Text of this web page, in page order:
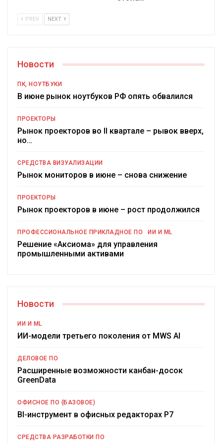
PREV NEXT
Новости
ПК, НОУТБУКИ
В июне рынок ноутбуков РФ опять обвалился
ПРОЕКТОРЫ
Рынок проекторов во II квартале – рывок вверх,
но…
СРЕДСТВА ВИЗУАЛИЗАЦИИ
Рынок мониторов в июне – снова снижение
ПРОЕКТОРЫ
Рынок проекторов в июне – рост продолжился
ПРОФЕССИОНАЛЬНОЕ ПРИКЛАДНОЕ ПО ИИ И ML
Решение «Аксиома» для управления
промышленными активами
Новости
ИИ И ML
ИИ-модели третьего поколения от MWS AI
ДЕЛОВОЕ ПО
Расширенные возможности канбан-досок
GreenData
ОФИСНОЕ ПО (БАЗОВОЕ)
BI-инструмент в офисных редакторах Р7
СРЕДСТВА РАЗРАБОТКИ ПО